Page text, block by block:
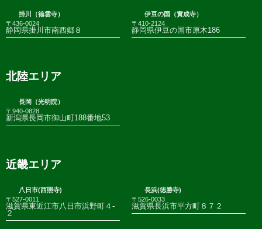
掛川（徳雲寺）
〒436-0024
静岡県掛川市南西郷８
伊豆の国（實成寺）
〒410-2124
静岡県伊豆の国市原木186
北陸エリア
長岡（光明院）
〒940-0828
新潟県長岡市御山町188番地53
近畿エリア
八日市(西照寺)
〒527-0011
滋賀県東近江市八日市浜野町４-
２
長浜(徳勝寺)
〒526-0033
滋賀県長浜市平方町８７２